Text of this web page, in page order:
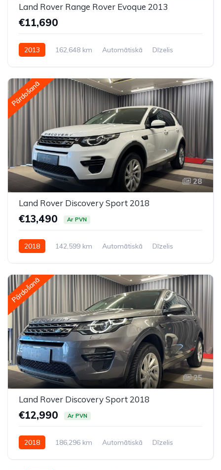
Land Rover Range Rover Evoque 2013
€11,690
2013 162,648 km Automātiskā
Dīzelis
Pārdošanā
28
Land Rover Discovery Sport 2018
€13,490 Ar PVN
2018 142,599 km Automātiskā
Dīzelis
Pārdošanā
25
Land Rover Discovery Sport 2018
€12,990 Ar PVN
2018 186,296 km Automātiskā
Dīzelis